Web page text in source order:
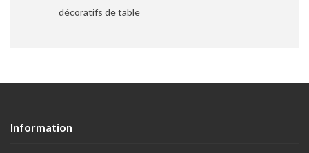
décoratifs de table
Information